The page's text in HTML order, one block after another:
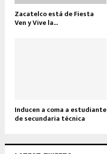
Zacatelco está de Fiesta
Ven y Vive la...
Inducen a coma a estudiante
de secundaria técnica